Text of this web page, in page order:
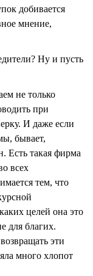
добивается
мнение,
Ну и пусть
не только
при
И даже если
бывает,
Есть такая фирма
всех
тем, что
целей она это
для благих.
эти
много хлопот